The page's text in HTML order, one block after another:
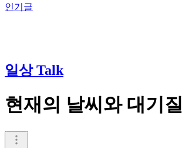
인기글
일상 Talk
현재의 날씨와 대기질